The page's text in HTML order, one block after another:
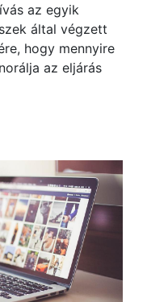
az egyik
által végzett
hogy mennyire
az eljárás